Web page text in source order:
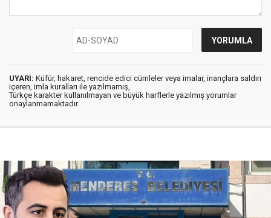
UYARI: Küfür, hakaret, rencide edici cümleler veya imalar, inançlara saldırı
içeren, imla kuralları ile yazılmamış,
Türkçe karakter kullanılmayan ve büyük harflerle yazılmış yorumlar
onaylanmamaktadır.